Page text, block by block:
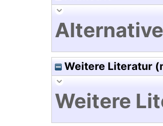
Weitere Literatur
Weitere